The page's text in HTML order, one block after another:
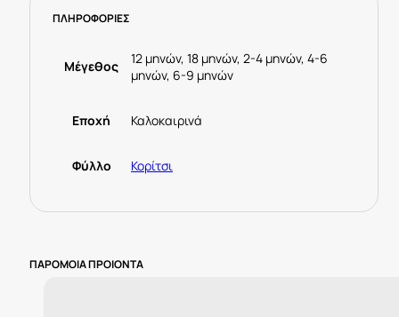
01763-
Ροζ
ποσότητα
ΠΛΗΡΟΦΟΡΙΕΣ
Μέγεθος
12 μηνών, 18 μηνών, 2-4 μηνών, 4-6
μηνών, 6-9 μηνών
Εποχή Καλοκαιρινά
Φύλλο Κορίτσι
ΠΑΡΟΜΟΙΑ ΠΡΟΙΟΝΤΑ